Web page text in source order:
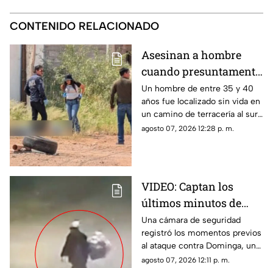
CONTENIDO RELACIONADO
Asesinan a hombre
cuando presuntamente
se dirigía a trabajar en
colonia Los Llanos de
Chihuahua
Un hombre de entre 35 y 40
años fue localizado sin vida en
un camino de terracería al sur
de la ciudad de Chihuahua.
agosto 07, 2026 12:28 p. m.
VIDEO: Captan los
últimos minutos de
vida de Dominga,
abuelita asesinada por
90 pesos en Puebla
Una cámara de seguridad
registró los momentos previos
al ataque contra Dominga, una
mujer de 83 años que fue
agosto 07, 2026 12:11 p. m.